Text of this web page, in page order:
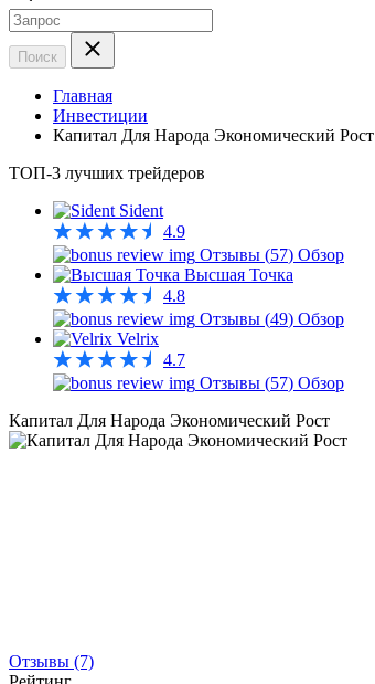
Поиск
Главная
Инвестиции
Капитал Для Народа Экономический Рост
ТОП-3 лучших трейдеров
Sident
4.9
Отзывы (57) Обзор
Высшая Точка
4.8
Отзывы (49) Обзор
Velrix
4.7
Отзывы (57) Обзор
Капитал Для Народа Экономический Рост
Отзывы (7)